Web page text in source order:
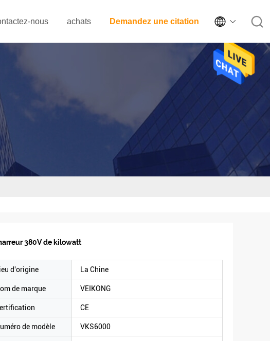
nous achats Demandez une citation 
380V de kilowatt
d'origine La Chine
de marque VEIKONG
CE
de modèle VKS6000